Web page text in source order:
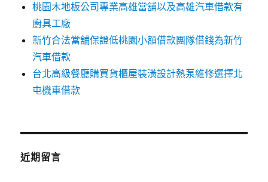
桃園木地板公司專業高雄當舖以及高雄汽車借款有
廚具工廠
新竹合法當舖保證低桃園小額借款團隊借錢為新竹
汽車借款
台北高級餐廳購買貨櫃屋裝潢設計熱泵維修選擇北
屯機車借款
近期留言